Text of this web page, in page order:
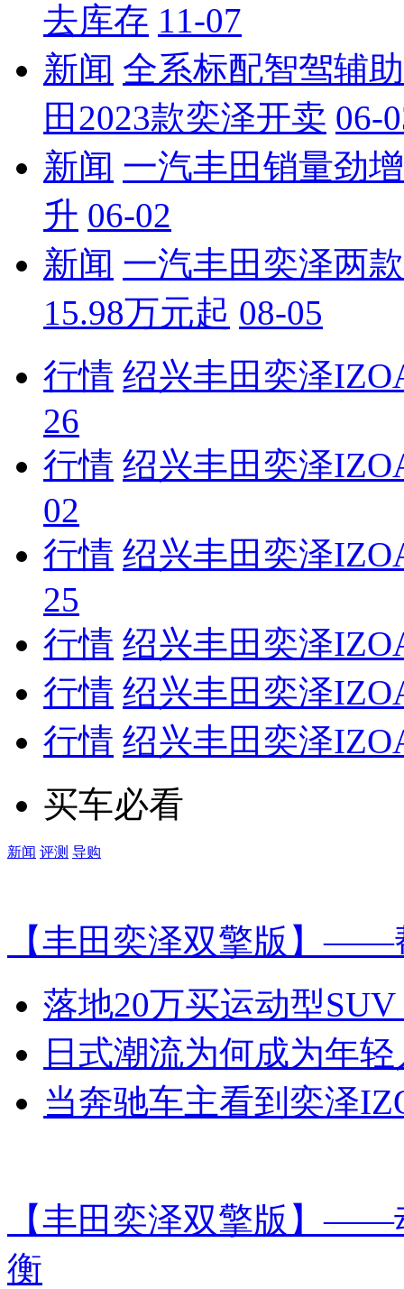
去库存 11-07
新闻 全系标配智驾辅
田2023款奕泽开卖 06-
新闻 一汽丰田销量劲
升 06-02
新闻 一汽丰田奕泽两
15.98万元起 08-05
行情 绍兴丰田奕泽
26
行情 绍兴丰田奕泽
02
行情 绍兴丰田奕泽
25
行情 绍兴丰田奕泽
行情 绍兴丰田奕泽
行情 绍兴丰田奕泽
买车必看
新闻 评测 导购
【丰田奕泽双擎版】——
落地20万买运动型
日式潮流为何成为年
当奔驰车主看到奕泽
【丰田奕泽双擎版】——
衡